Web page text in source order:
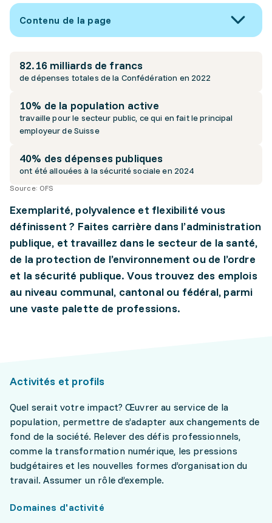
Contenu de la page
82.16 milliards de francs
de dépenses totales de la Confédération en 2022
10% de la population active
travaille pour le secteur public, ce qui en fait le principal
employeur de Suisse
40% des dépenses publiques
ont été allouées à la sécurité sociale en 2024
Source: OFS
Exemplarité, polyvalence et flexibilité vous
définissent ? Faites carrière dans l’administration
publique, et travaillez dans le secteur de la santé,
de la protection de l’environnement ou de l’ordre
et la sécurité publique. Vous trouvez des emplois
au niveau communal, cantonal ou fédéral, parmi
une vaste palette de professions.
Activités et profils
Quel serait votre impact? Œuvrer au service de la
population, permettre de s’adapter aux changements de
fond de la société. Relever des défis professionnels,
comme la transformation numérique, les pressions
budgétaires et les nouvelles formes d’organisation du
travail. Assumer un rôle d’exemple.
Domaines d'activité